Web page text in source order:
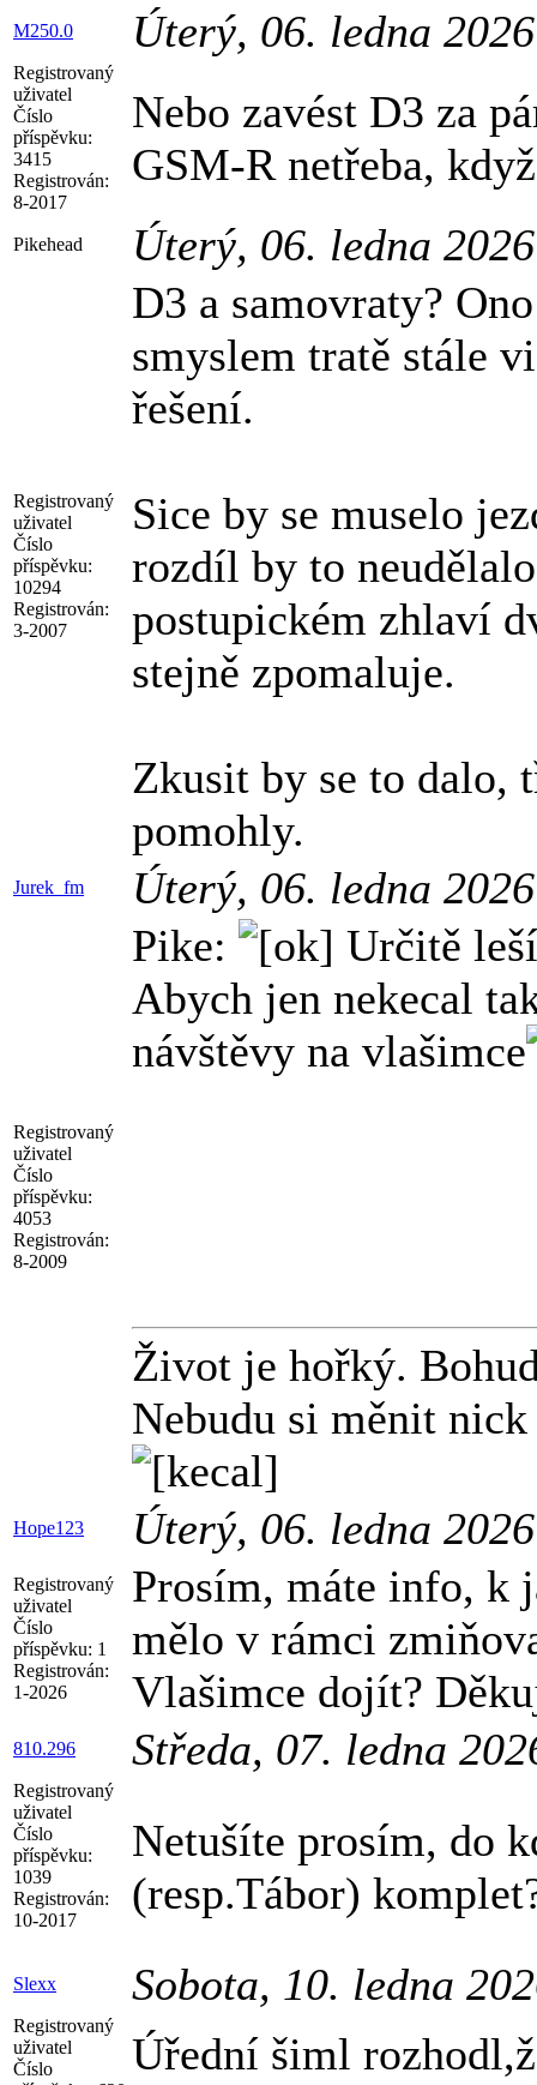
M250.0 Úterý, 06. ledna
Registrovaný
uživatel
Číslo
příspěvku:
3415
Registrován:
8-2017
Nebo zavést D3 za
GSM-R netřeba,
Pikehead Úterý, 06. ledna
Registrovaný
uživatel
Číslo
příspěvku:
10294
Registrován:
3-2007
D3 a samovraty?
smyslem tratě stále
řešení.
Sice by se muselo
rozdíl by to
postupickém zhlaví
stejně zpomaluje.
Zkusit by se to dalo,
pomohly.
Jurek_fm Úterý, 06. ledna
Registrovaný
uživatel
Číslo
příspěvku:
4053
Registrován:
8-2009
Pike:
Určitě
Abych jen nekecal
návštěvy na vlašimce
Život je hořký.
Nebudu si měnit
Hope123 Úterý, 06. ledna
Registrovaný
uživatel
Číslo
příspěvku: 1
Registrován:
1-2026
Prosím, máte info, k
mělo v rámci
Vlašimce dojít?
810.296 Středa, 07. ledna
Registrovaný
uživatel
Číslo
příspěvku:
1039
Registrován:
10-2017
Netušíte prosím, do
(resp.Tábor)
Slexx Sobota, 10. ledna
Registrovaný
uživatel
Číslo
Úřední šiml